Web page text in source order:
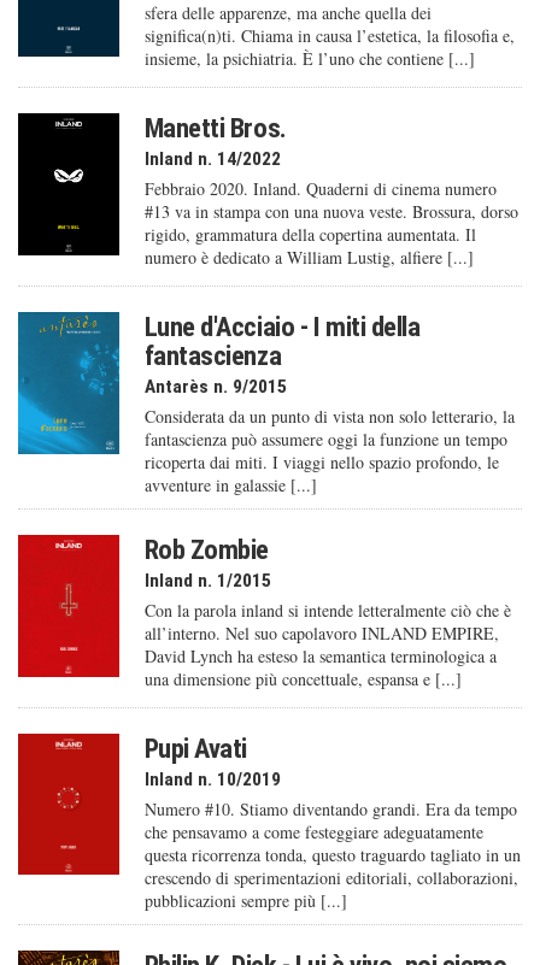
sfera delle apparenze, ma anche quella dei
significa(n)ti. Chiama in causa l’estetica, la filosofia e,
insieme, la psichiatria. È l’uno che contiene [...]
Manetti Bros.
Inland n. 14/2022
Febbraio 2020. Inland. Quaderni di cinema numero
#13 va in stampa con una nuova veste. Brossura, dorso
rigido, grammatura della copertina aumentata. Il
numero è dedicato a William Lustig, alfiere [...]
Lune d'Acciaio - I miti della
fantascienza
Antarès n. 9/2015
Considerata da un punto di vista non solo letterario, la
fantascienza può assumere oggi la funzione un tempo
ricoperta dai miti. I viaggi nello spazio profondo, le
avventure in galassie [...]
Rob Zombie
Inland n. 1/2015
Con la parola inland si intende letteralmente ciò che è
all’interno. Nel suo capolavoro INLAND EMPIRE,
David Lynch ha esteso la semantica terminologica a
una dimensione più concettuale, espansa e [...]
Pupi Avati
Inland n. 10/2019
Numero #10. Stiamo diventando grandi. Era da tempo
che pensavamo a come festeggiare adeguatamente
questa ricorrenza tonda, questo traguardo tagliato in un
crescendo di sperimentazioni editoriali, collaborazioni,
pubblicazioni sempre più [...]